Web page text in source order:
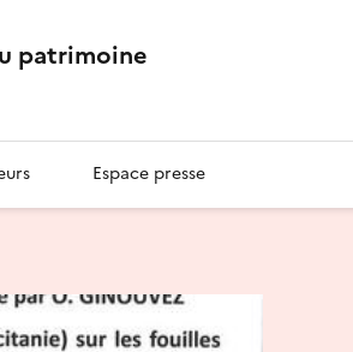
patrimoine
Espace presse